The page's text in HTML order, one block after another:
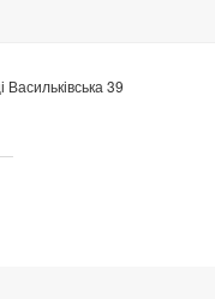
Васильківська 39